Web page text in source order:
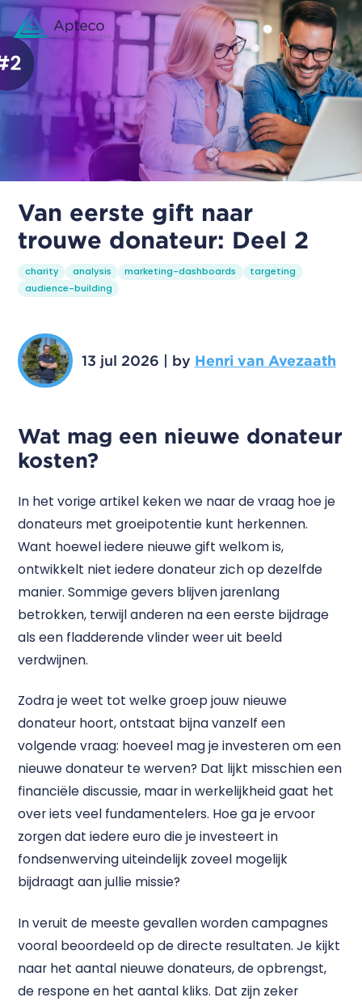
Van eerste gift naar
trouwe donateur: Deel 2
charity analysis marketing-dashboards
targeting
audience-building
13 jul 2026 | by Henri van Avezaath
Wat mag een nieuwe donateur
kosten?
In het vorige artikel keken we naar de vraag hoe je
donateurs met groeipotentie kunt herkennen.
Want hoewel iedere nieuwe gift welkom is,
ontwikkelt niet iedere donateur zich op dezelfde
manier. Sommige gevers blijven jarenlang
betrokken, terwijl anderen na een eerste bijdrage
als een fladderende vlinder weer uit beeld
verdwijnen.
Zodra je weet tot welke groep jouw nieuwe
donateur hoort, ontstaat bijna vanzelf een
volgende vraag: hoeveel mag je investeren om een
nieuwe donateur te werven? Dat lijkt misschien een
financiële discussie, maar in werkelijkheid gaat het
over iets veel fundamentelers. Hoe ga je ervoor
zorgen dat iedere euro die je investeert in
fondsenwerving uiteindelijk zoveel mogelijk
bijdraagt aan jullie missie?
In veruit de meeste gevallen worden campagnes
vooral beoordeeld op de directe resultaten. Je kijkt
naar het aantal nieuwe donateurs, de opbrengst,
de respone en het aantal kliks. Dat zijn zeker